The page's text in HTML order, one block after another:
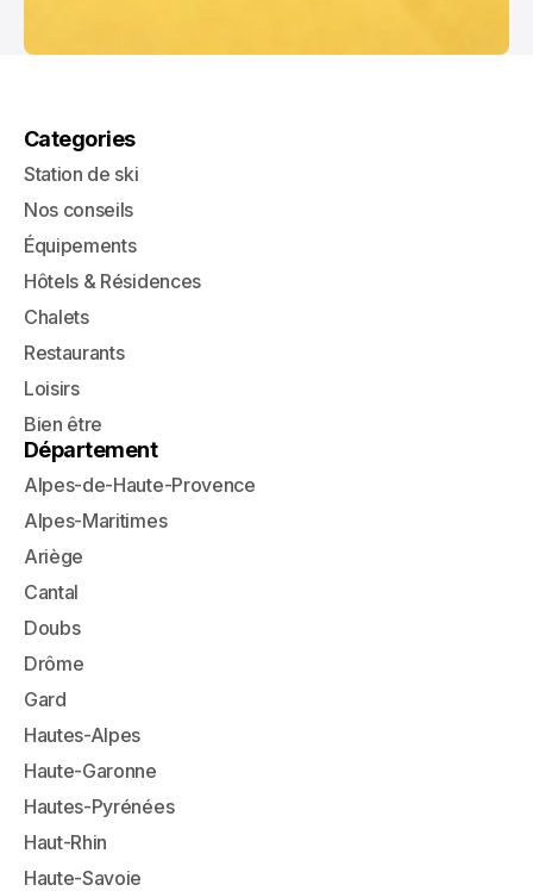
Categories
Station de ski
Nos conseils
Équipements
Hôtels & Résidences
Chalets
Restaurants
Loisirs
Bien être
Département
Alpes-de-Haute-Provence
Alpes-Maritimes
Ariège
Cantal
Doubs
Drôme
Gard
Hautes-Alpes
Haute-Garonne
Hautes-Pyrénées
Haut-Rhin
Haute-Savoie